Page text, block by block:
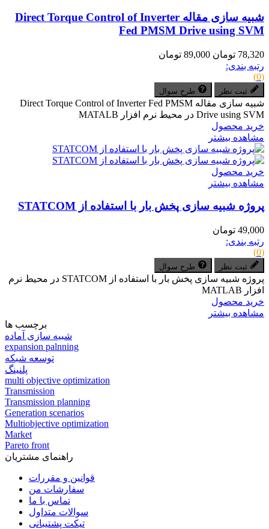
شبیه سازی مقاله Direct Torque Control of Inverter
Fed PMSM Drive using SVM
78,320 تومان
89,000 تومان
رتبه بندی:
(0)
ثبت نظر طرح سوال
شبیه سازی مقاله Direct Torque Control of Inverter Fed PMSM
Drive using SVM در محیط نرم افزار MATALB
خرید محصول
مشاهده بیشتر
خرید محصول
مشاهده بیشتر
پروژه شبیه سازی پخش بار با استفاده از STATCOM
49,000 تومان
رتبه بندی:
(0)
ثبت نظر طرح سوال
پروژه شبیه سازی پخش بار با استفاده از STATCOM در محیط نرم
افزار MATLAB
خرید محصول
مشاهده بیشتر
برچسب ها
شبیه سازی آماده
expansion palnning
توسعه شبکه
پلنینگ
multi objective optimization
Transmission
Transmission planning
Generation scenarios
Multiobjective optimization
Market
Pareto front
راهنمای مشتریان
قوانین و مقررات
سفارشات من
تماس با ما
سوالات متداول
تیکت پشتیبانی